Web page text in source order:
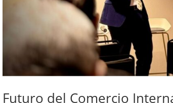
Futuro del Comercio